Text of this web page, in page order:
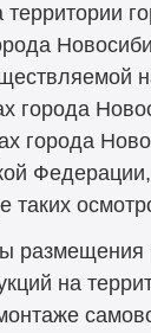
города
города
таких
размещения
на